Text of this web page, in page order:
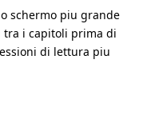
schermo piu grande
tra i capitoli prima di
di lettura piu